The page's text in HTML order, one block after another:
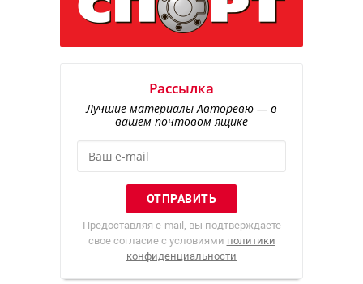
Рассылка
Лучшие материалы Авторевю — в
вашем почтовом ящике
Предоставляя e-mail, вы подтверждаете
свое согласие с условиями политики
конфиденциальности